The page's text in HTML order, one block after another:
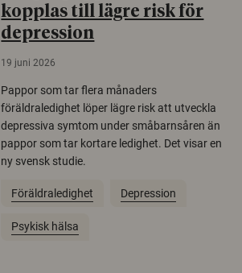
kopplas till lägre risk för
depression
19 juni 2026
Pappor som tar flera månaders
föräldraledighet löper lägre risk att utveckla
depressiva symtom under småbarnsåren än
pappor som tar kortare ledighet. Det visar en
ny svensk studie.
Föräldraledighet Depression
Psykisk hälsa